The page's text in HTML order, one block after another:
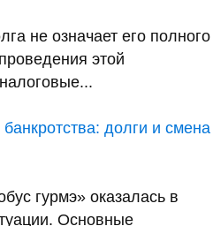
не означает его полного
этой
долги и смена
гурмэ» оказалась в
Основные